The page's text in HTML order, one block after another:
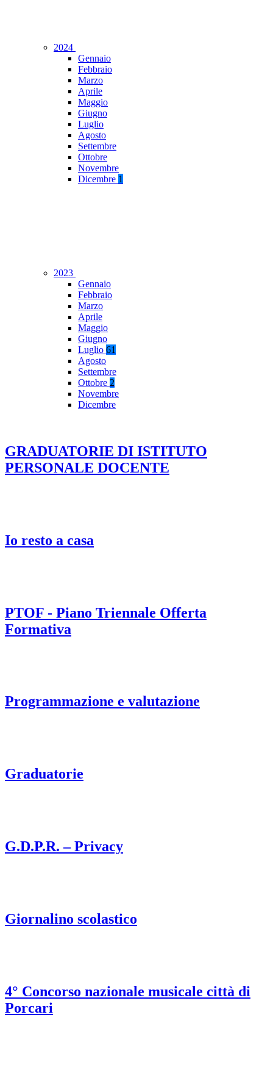
2024
Gennaio
Febbraio
Marzo
Aprile
Maggio
Giugno
Luglio
Agosto
Settembre
Ottobre
Novembre
Dicembre 1
2023
Gennaio
Febbraio
Marzo
Aprile
Maggio
Giugno
Luglio 61
Agosto
Settembre
Ottobre 2
Novembre
Dicembre
GRADUATORIE DI ISTITUTO
PERSONALE DOCENTE
Io resto a casa
PTOF - Piano Triennale Offerta
Formativa
Programmazione e valutazione
Graduatorie
G.D.P.R. – Privacy
Giornalino scolastico
4° Concorso nazionale musicale città di
Porcari